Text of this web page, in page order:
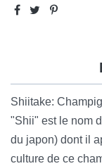
Shiitake:
"Shii" est le nom
du japon) dont il
culture de ce